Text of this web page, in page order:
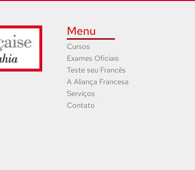
Menu
Cursos
Exames Oficiais
Teste seu Francês
A Aliança Francesa
Serviços
Contato